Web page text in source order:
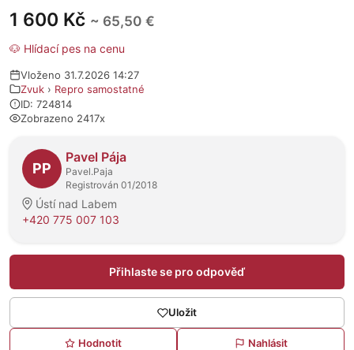
1 600 Kč ~ 65,50 €
🐶 Hlídací pes na cenu
Vloženo 31.7.2026 14:27
Zvuk › Repro samostatné
ID: 724814
Zobrazeno 2417x
O prodejci
PP
Pavel Pája
Pavel.Paja
Registrován 01/2018
Ústí nad Labem
+420 775 007 103
Přihlaste se pro odpověď
Uložit
Hodnotit Nahlásit